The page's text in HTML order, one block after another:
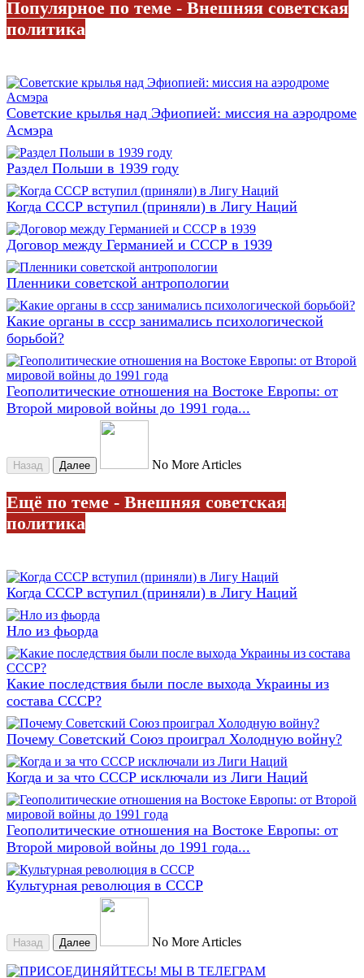
Популярное по теме - Внешняя советская
политика
Советские крылья над Эфиопией: миссия на аэродроме
Асмэра
Раздел Польши в 1939 году
Когда СССР вступил (приняли) в Лигу Наций
Договор между Германией и СССР в 1939
Пленники советской антропологии
Какие органы в ссср занимались психологической
борьбой?
Геополитические отношения на Востоке Европы: от
Второй мировой войны до 1991 года...
Назад Далее No More Articles
Ещё по теме - Внешняя советская
политика
Когда СССР вступил (приняли) в Лигу Наций
Нло из фьорда
Какие последствия были после выхода Украины из
состава СССР?
Почему Советский Союз проиграл Холодную войну?
Когда и за что СССР исключали из Лиги Наций
Геополитические отношения на Востоке Европы: от
Второй мировой войны до 1991 года...
Культурная революция в СССР
Назад Далее No More Articles